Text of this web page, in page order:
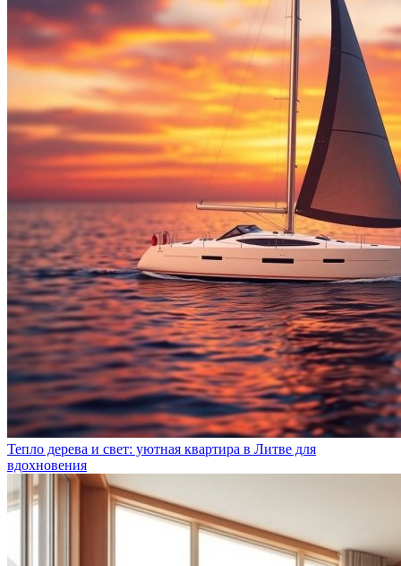
Тепло дерева и свет: уютная квартира в Литве для
вдохновения